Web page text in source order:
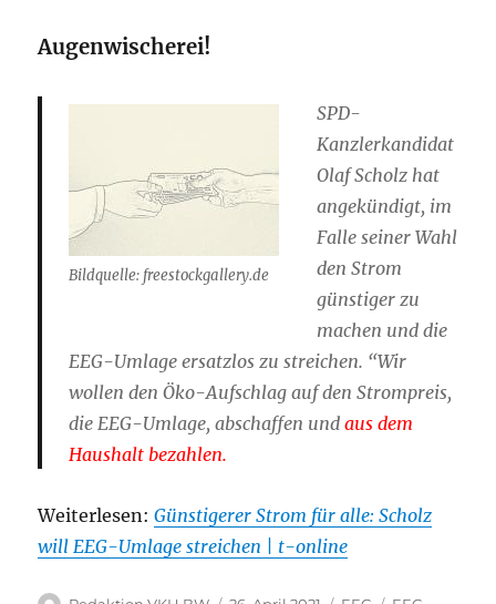
Augenwischerei!
Bildquelle: freestockgallery.de
SPD-
Kanzlerkandidat
Olaf Scholz hat
angekündigt, im
Falle seiner Wahl
den Strom
günstiger zu
machen und die
EEG-Umlage ersatzlos zu streichen. “Wir
wollen den Öko-Aufschlag auf den Strompreis,
die EEG-Umlage, abschaffen undaus dem
Haushalt bezahlen.
Weiterlesen:Günstigerer Strom für alle: Scholz
will EEG-Umlage streichen | t-online